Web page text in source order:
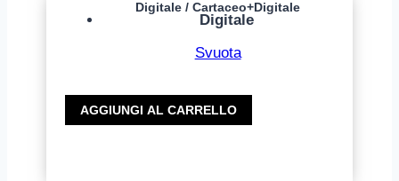
Digitale / Cartaceo+Digitale
Digitale
Svuota
CoachMag
n.
AGGIUNGI AL CARRELLO